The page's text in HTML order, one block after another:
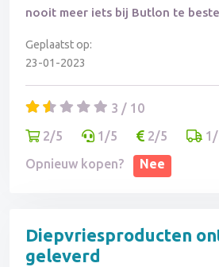
nooit meer iets bij Butlon te
Geplaatst op:
23-01-2023
3 / 10
2/5
1/5 2/5
Opnieuw kopen?
Nee
Diepvriesproducten
geleverd